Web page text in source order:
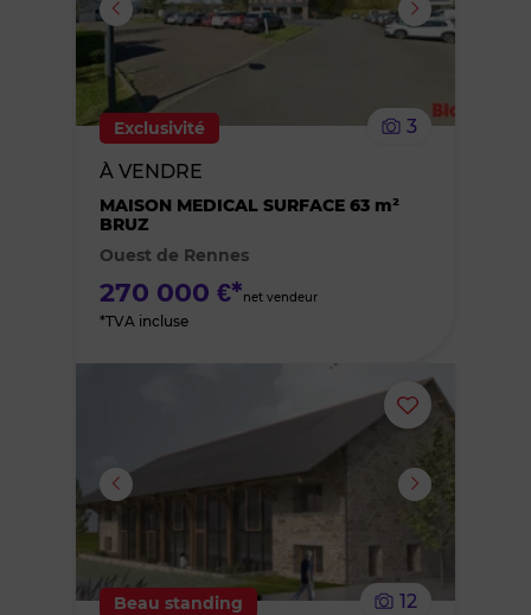
supprimer
Exclusivité
3
À VENDRE
MAISON MEDICAL SURFACE 63 m²
BRUZ
Ouest de Rennes
270 000 €*net vendeur
*TVA incluse
Ajouter
ou
Beau standing 12